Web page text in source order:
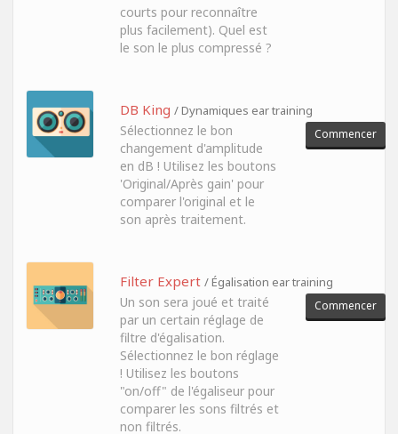
courts pour reconnaître
plus facilement). Quel est
le son le plus compressé ?
DB King / Dynamiques ear training
Sélectionnez le bon
changement d'amplitude
en dB ! Utilisez les boutons
'Original/Après gain' pour
comparer l'original et le
son après traitement.
Commencer
Filter Expert / Égalisation ear training
Un son sera joué et traité
par un certain réglage de
filtre d'égalisation.
Sélectionnez le bon réglage
! Utilisez les boutons
"on/off" de l'égaliseur pour
comparer les sons filtrés et
non filtrés.
Commencer